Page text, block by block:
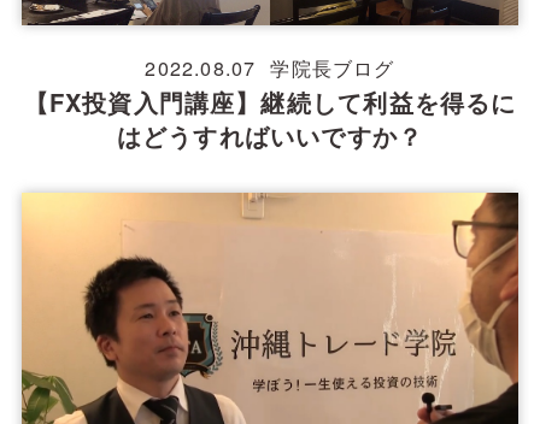
2022.08.07 学院長ブログ
【FX投資入門講座】継続して利益を得るに
はどうすればいいですか？